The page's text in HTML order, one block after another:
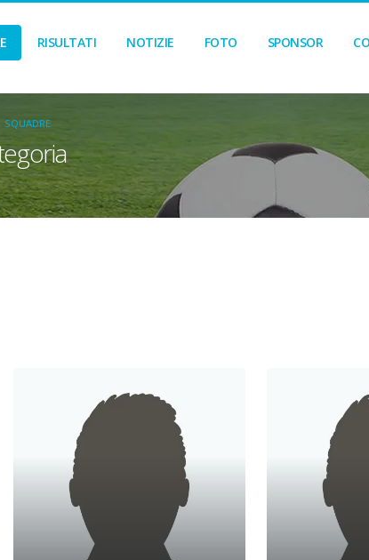
RISULTATI NOTIZIE FOTO SPONSOR
SQUADRE